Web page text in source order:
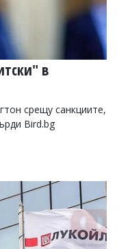
в
срещу санкциите,
Bird.bg